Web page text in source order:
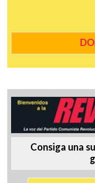
Consiga una